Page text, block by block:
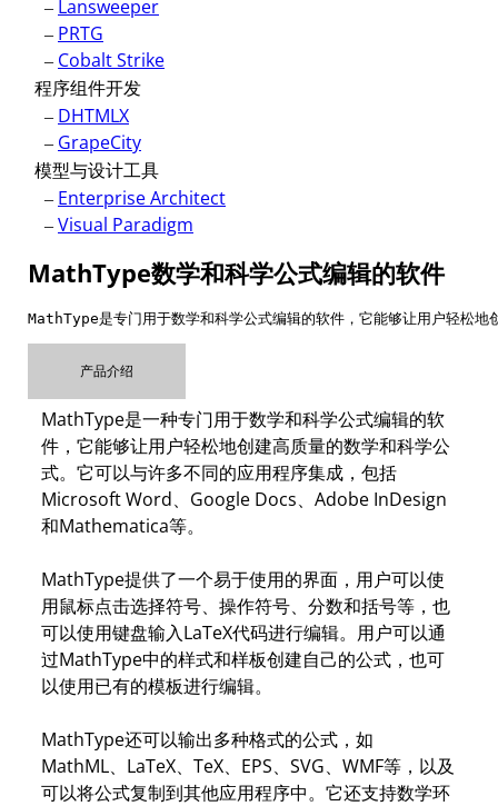
– Lansweeper
– PRTG
– Cobalt Strike
程序组件开发
– DHTMLX
– GrapeCity
模型与设计工具
– Enterprise Architect
–Visual Paradigm
MathType数学和科学公式编辑的软件
MathType是专门用于数学和科学公式编辑的软件，它能够让用户轻松地
产品介绍
MathType是一种专门用于数学和科学公式编辑的软
件，它能够让用户轻松地创建高质量的数学和科学公
式。它可以与许多不同的应用程序集成，包括
Microsoft Word、Google Docs、Adobe InDesign
和Mathematica等。
MathType提供了一个易于使用的界面，用户可以使
用鼠标点击选择符号、操作符号、分数和括号等，也
可以使用键盘输入LaTeX代码进行编辑。用户可以通
过MathType中的样式和样板创建自己的公式，也可
以使用已有的模板进行编辑。
MathType还可以输出多种格式的公式，如
MathML、LaTeX、TeX、EPS、SVG、WMF等，以及
可以将公式复制到其他应用程序中。它还支持数学环